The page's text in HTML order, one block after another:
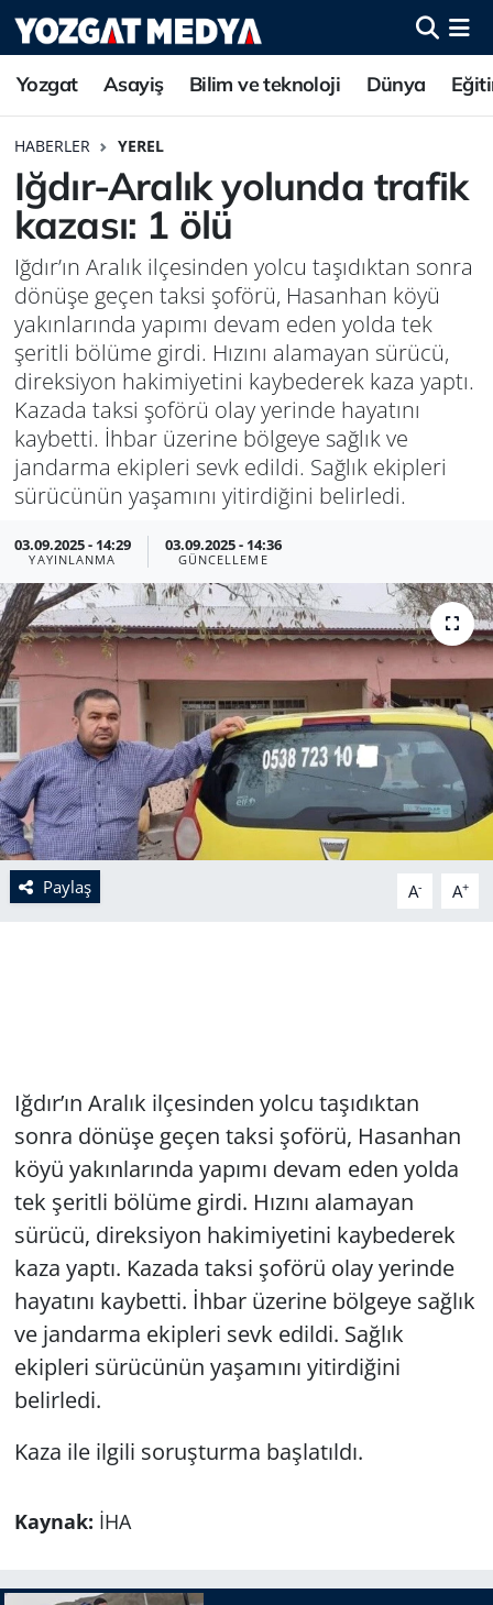
Yozgat Asayiş Bilim ve teknoloji Dünya
HABERLER YEREL
Iğdır-Aralık yolunda trafik
kazası: 1 ölü
Iğdır’ın Aralık ilçesinden yolcu taşıdıktan sonra
dönüşe geçen taksi şoförü, Hasanhan köyü
yakınlarında yapımı devam eden yolda tek
şeritli bölüme girdi. Hızını alamayan sürücü,
direksiyon hakimiyetini kaybederek kaza yaptı.
Kazada taksi şoförü olay yerinde hayatını
kaybetti. İhbar üzerine bölgeye sağlık ve
jandarma ekipleri sevk edildi. Sağlık ekipleri
sürücünün yaşamını yitirdiğini belirledi.
03.09.2025 - 14:29
YAYINLANMA
03.09.2025 - 14:36
GÜNCELLEME
Paylaş A- A+
Iğdır’ın Aralık ilçesinden yolcu taşıdıktan
sonra dönüşe geçen taksi şoförü, Hasanhan
köyü yakınlarında yapımı devam eden yolda
tek şeritli bölüme girdi. Hızını alamayan
sürücü, direksiyon hakimiyetini kaybederek
kaza yaptı. Kazada taksi şoförü olay yerinde
hayatını kaybetti. İhbar üzerine bölgeye sağlık
ve jandarma ekipleri sevk edildi. Sağlık
ekipleri sürücünün yaşamını yitirdiğini
belirledi.
Kaza ile ilgili soruşturma başlatıldı.
Kaynak: İHA